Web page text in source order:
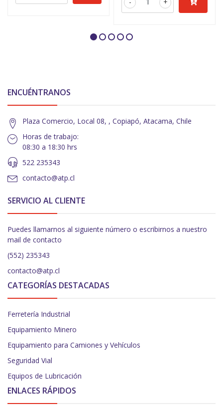
ENCUÉNTRANOS
Plaza Comercio, Local 08, , Copiapó, Atacama, Chile
Horas de trabajo:
08:30 a 18:30 hrs
522 235343
contacto@atp.cl
SERVICIO AL CLIENTE
Puedes llamarnos al siguiente número o escribirnos a nuestro
mail de contacto
(552) 235343
contacto@atp.cl
CATEGORÍAS DESTACADAS
Ferretería Industrial
Equipamiento Minero
Equipamiento para Camiones y Vehículos
Seguridad Vial
Equipos de Lubricación
ENLACES RÁPIDOS